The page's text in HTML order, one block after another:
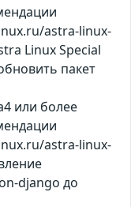
astra-linux-
Linux Special
пакет
или более
astra-linux-
django до